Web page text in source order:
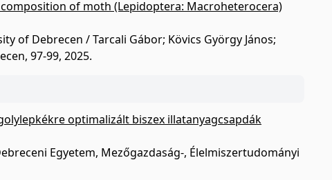
of moth (Lepidoptera: Macroheterocera)
of Debrecen / Tarcali Gábor; Kövics György János;
97-99, 2025.
optimalizált biszex illatanyagcsapdák
Egyetem, Mezőgazdaság-, Élelmiszertudományi